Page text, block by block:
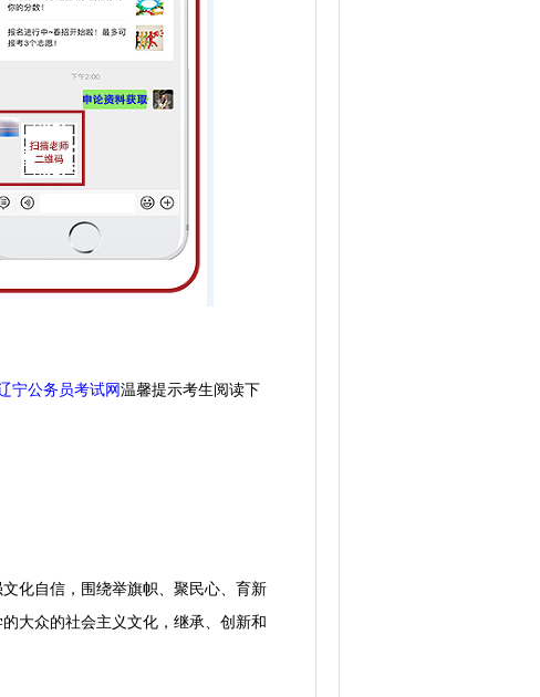
宁公务员考试网温馨提示考生阅读下
化自信，围绕举旗帜、聚民心、育新
大众的社会主义文化，继承、创新和